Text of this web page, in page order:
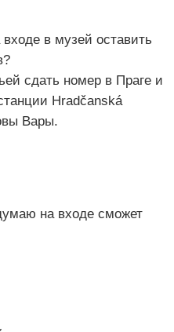
в музей оставить
сдать номер в Праге и
Hradčanská
Вары.
на входе сможет